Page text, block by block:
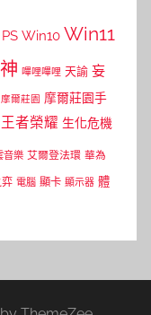
PS Win10 Win11
嗶哩嗶哩 天諭 妄
摩爾莊園 摩爾莊園手
王者榮耀 生化危機
音樂 艾爾登法環 華為
電腦 顯卡 顯示器 體